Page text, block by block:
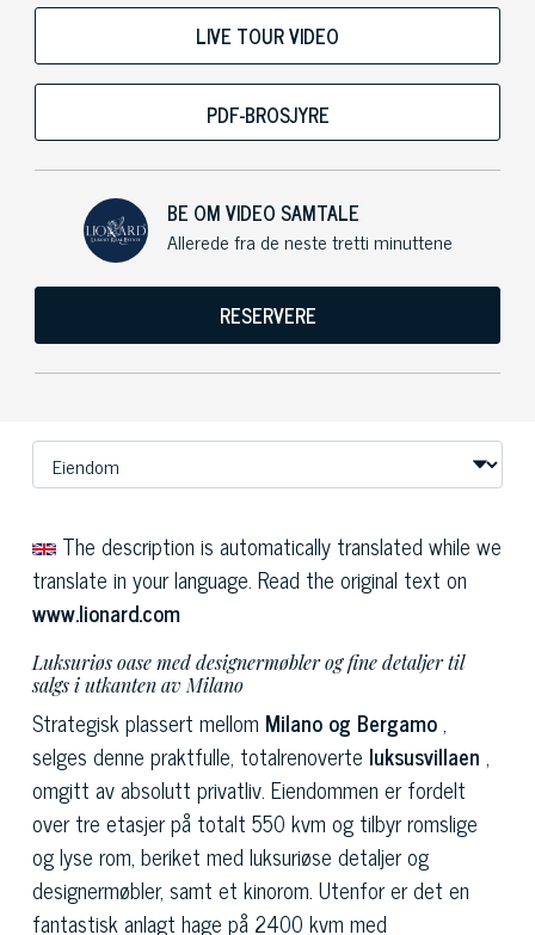
LIVE TOUR VIDEO
PDF-BROSJYRE
BE OM VIDEO SAMTALE
Allerede fra de neste tretti minuttene
RESERVERE
The description is automatically translated while we
translate in your language. Read the original text on
www.lionard.com
Luksuriøs oase med designermøbler og fine detaljer til
salgs i utkanten av Milano
Strategisk plassert mellom Milano og Bergamo,
selges denne praktfulle, totalrenoverte luksusvillaen ,
omgitt av absolutt privatliv. Eiendommen er fordelt
over tre etasjer på totalt 550 kvm og tilbyr romslige
og lyse rom, beriket med luksuriøse detaljer og
designermøbler, samt et kinorom. Utenfor er det en
fantastisk anlagt hage på 2400 kvm med